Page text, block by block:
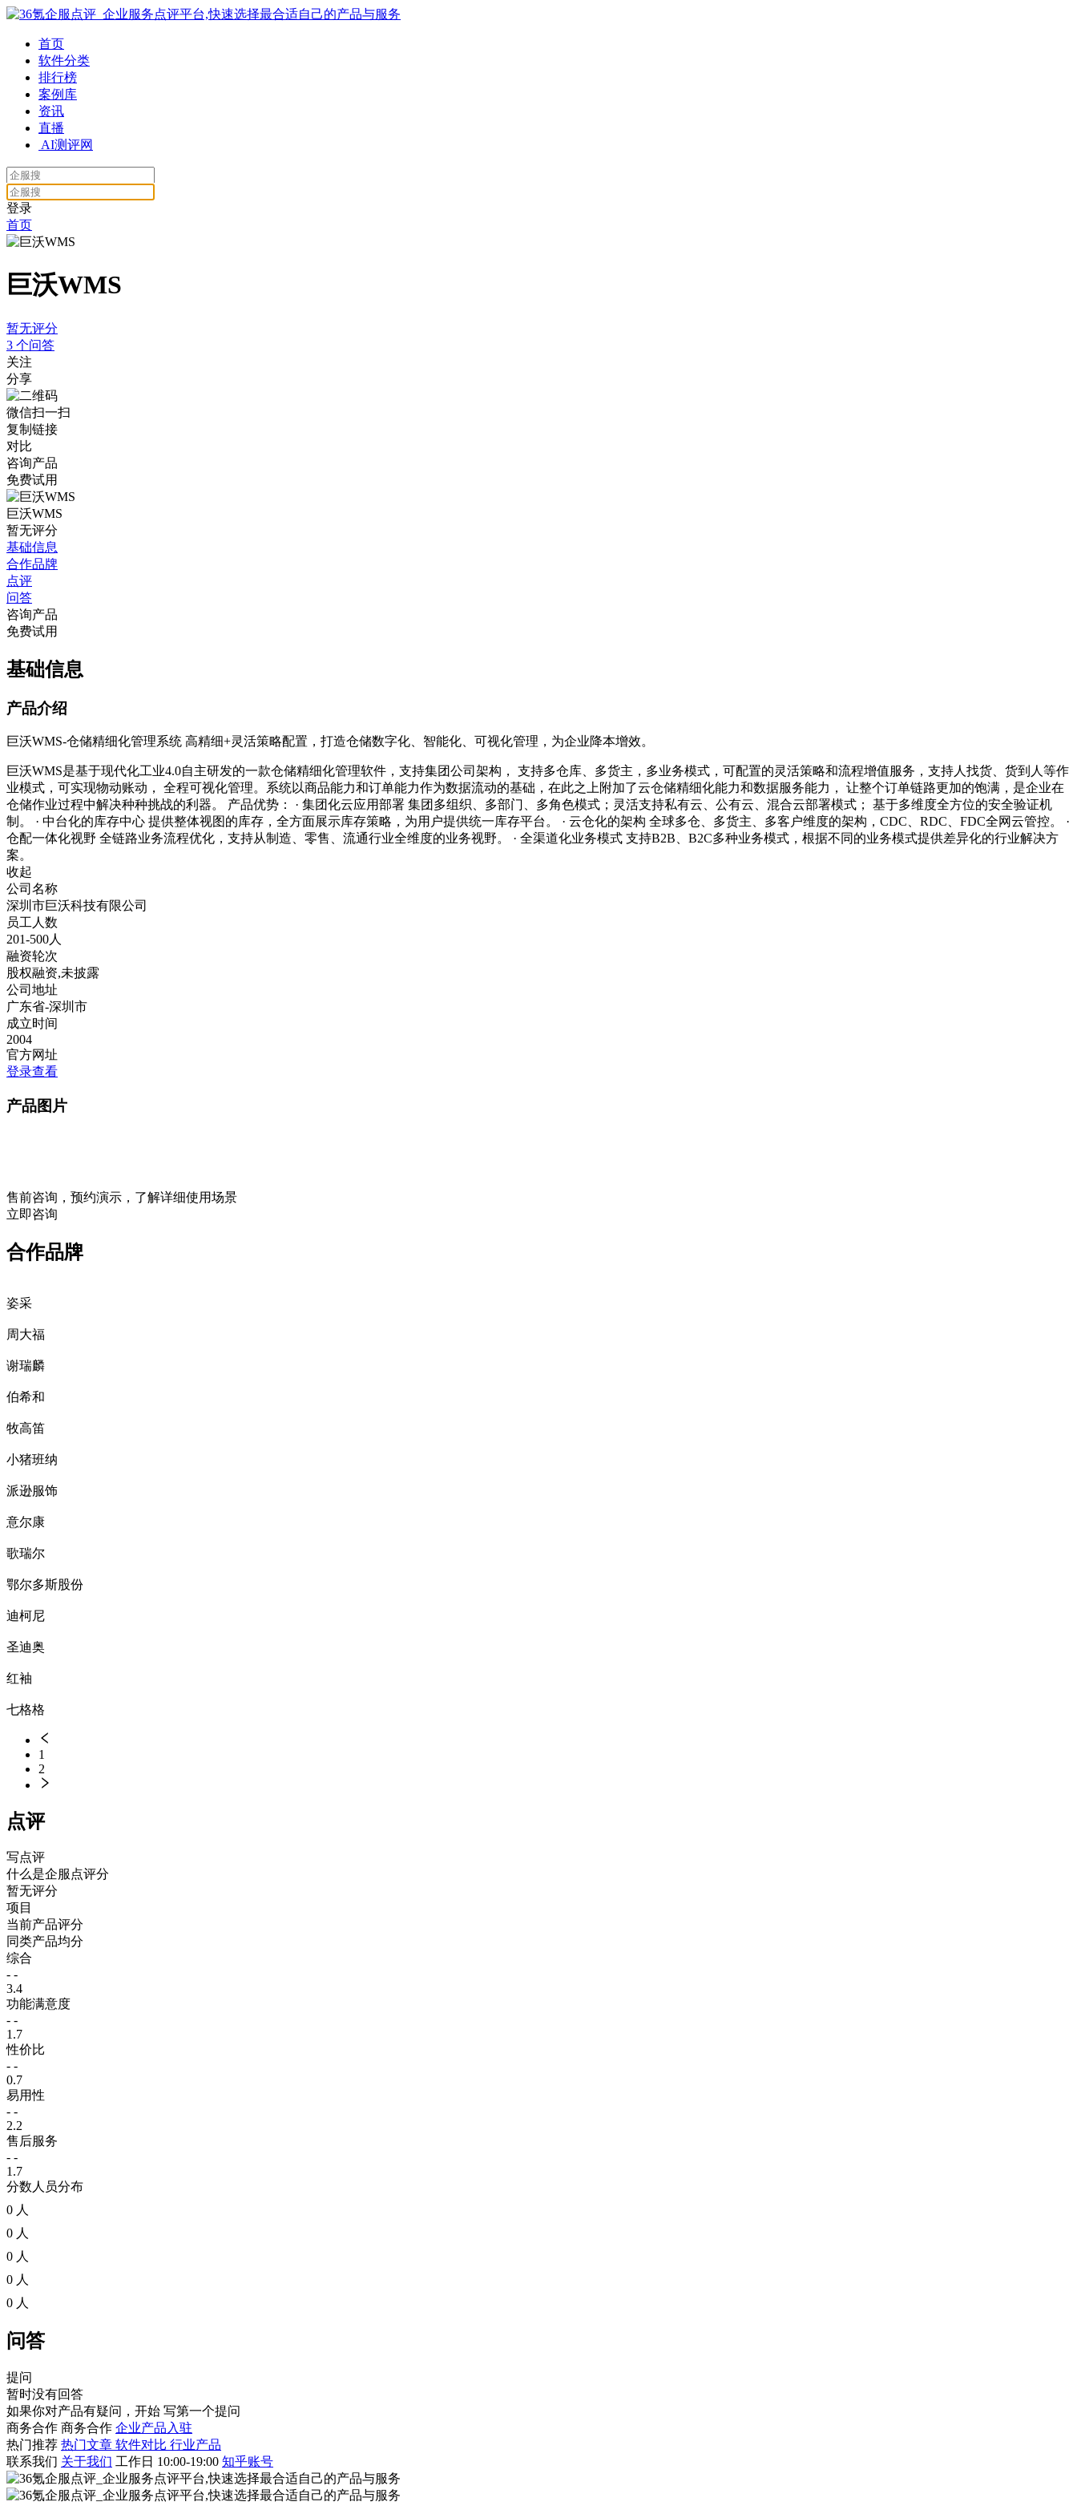
首页
软件分类
排行榜
案例库
资讯
直播
AI测评网
登录
首页
巨沃WMS
暂无评分
3 个问答
关注
分享
微信扫一扫
复制链接
对比
咨询产品
免费试用
巨沃WMS
暂无评分
基础信息
合作品牌
点评
问答
咨询产品
免费试用
基础信息
产品介绍
巨沃WMS-仓储精细化管理系统 高精细+灵活策略配置，打造仓储数字化、智能化、可视化管理，为企业降本增效。
巨沃WMS是基于现代化工业4.0自主研发的一款仓储精细化管理软件，支持集团公司架构， 支持多仓库、多货主，多业务模式，可配置的灵活策略和流程增值服务，支持人找货、货到人等作
业模式，可实现物动账动， 全程可视化管理。系统以商品能力和订单能力作为数据流动的基础，在此之上附加了云仓储精细化能力和数据服务能力， 让整个订单链路更加的饱满，是企业在
仓储作业过程中解决种种挑战的利器。 产品优势： · 集团化云应用部署 集团多组织、多部门、多角色模式；灵活支持私有云、公有云、混合云部署模式； 基于多维度全方位的安全验证机
制。 · 中台化的库存中心 提供整体视图的库存，全方面展示库存策略，为用户提供统一库存平台。 · 云仓化的架构 全球多仓、多货主、多客户维度的架构，CDC、RDC、FDC全网云管控。 ·
仓配一体化视野 全链路业务流程优化，支持从制造、零售、流通行业全维度的业务视野。 · 全渠道化业务模式 支持B2B、B2C多种业务模式，根据不同的业务模式提供差异化的行业解决方
案。
收起
公司名称
深圳市巨沃科技有限公司
员工人数
201-500人
融资轮次
股权融资,未披露
公司地址
广东省-深圳市
成立时间
2004
官方网址
登录查看
产品图片
售前咨询，预约演示，了解详细使用场景
立即咨询
合作品牌
姿采
周大福
谢瑞麟
伯希和
牧高笛
小猪班纳
派逊服饰
意尔康
歌瑞尔
鄂尔多斯股份
迪柯尼
圣迪奥
红袖
七格格
1
2
点评
写点评
什么是企服点评分
暂无评分
项目
当前产品评分
同类产品均分
综合
- -
3.4
功能满意度
- -
1.7
性价比
- -
0.7
易用性
- -
2.2
售后服务
- -
1.7
分数人员分布
0 人
0 人
0 人
0 人
0 人
问答
提问
暂时没有回答
如果你对产品有疑问，开始 写第一个提问
商务合作 商务合作 企业产品入驻
热门推荐 热门文章 软件对比 行业产品
联系我们 关于我们 工作日 10:00-19:00 知乎账号